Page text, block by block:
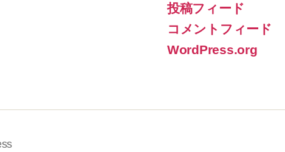
投稿フィード
コメントフィード
WordPress.org